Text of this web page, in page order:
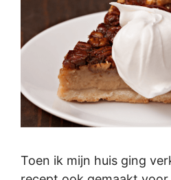
Toen ik mijn huis ging